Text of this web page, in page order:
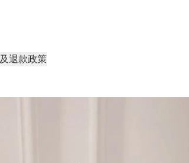
退款政策